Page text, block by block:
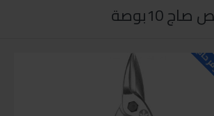
10بوصة